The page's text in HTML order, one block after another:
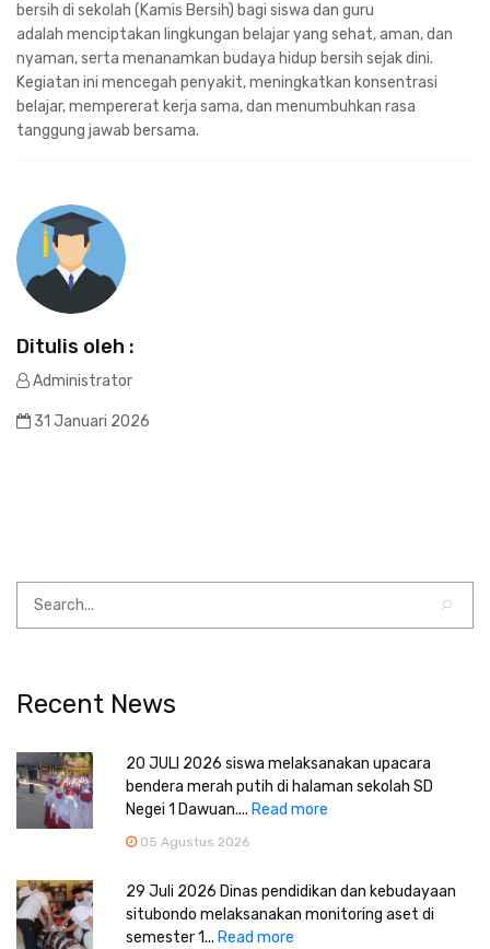
bersih di sekolah (Kamis Bersih) bagi siswa dan guru
adalah menciptakan lingkungan belajar yang sehat, aman, dan
nyaman, serta menanamkan budaya hidup bersih sejak dini.
Kegiatan ini mencegah penyakit, meningkatkan konsentrasi
belajar, mempererat kerja sama, dan menumbuhkan rasa
tanggung jawab bersama.
Ditulis oleh :
Administrator
31 Januari 2026
Recent News
20 JULI 2026 siswa melaksanakan upacara
bendera merah putih di halaman sekolah SD
Negei 1 Dawuan.... Read more
05 Agustus 2026
29 Juli 2026 Dinas pendidikan dan kebudayaan
situbondo melaksanakan monitoring aset di
semester 1... Read more